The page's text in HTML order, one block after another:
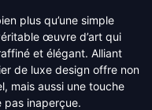
plus qu’une simple
œuvre d’art qui
et élégant. Alliant
de luxe design offre non
mais aussi une touche
pas inaperçue.